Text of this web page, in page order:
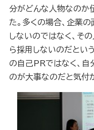
分がどんな人物なのか
た。多くの場合、企業
しないのではなく、そ
ら採用しないのだとい
の自己 PRではなく、自
のが大事なのだと気付